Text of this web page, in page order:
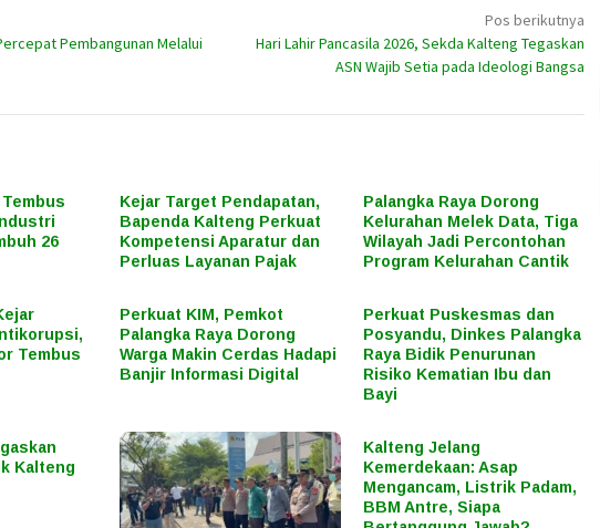
Pembangunan Melalui
Pos berikutnya
Hari Lahir Pancasila 2026, Sekda Kalteng Tegaskan
ASN Wajib Setia pada Ideologi Bangsa
26
Kejar Target Pendapatan,
Bapenda Kalteng Perkuat
Kompetensi Aparatur dan
Perluas Layanan Pajak
Palangka Raya Dorong
Kelurahan Melek Data, Tiga
Wilayah Jadi Percontohan
Program Kelurahan Cantik
Tembus
Perkuat KIM, Pemkot
Palangka Raya Dorong
Warga Makin Cerdas Hadapi
Banjir Informasi Digital
Perkuat Puskesmas dan
Posyandu, Dinkes Palangka
Raya Bidik Penurunan
Risiko Kematian Ibu dan
Bayi
Kalteng
Kalteng Jelang
Kemerdekaan: Asap
Mengancam, Listrik Padam,
BBM Antre, Siapa